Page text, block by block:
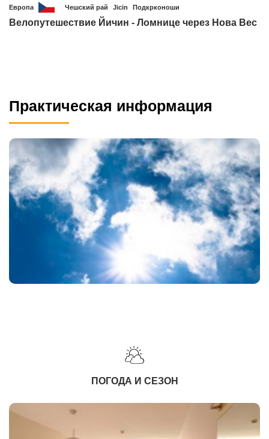
Европа Чешский рай Jicin Подкрконоши
Велопутешествие Йичин - Ломнице через Нова Вес
Практическая информация
ПОГОДА И СЕЗОН